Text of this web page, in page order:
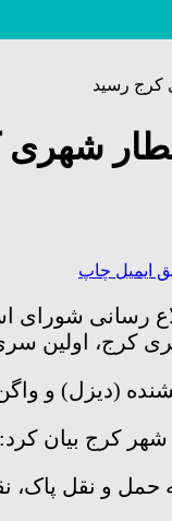
ایمیل چاپ
رسانی
کرج، اولین
خط ۲ قطار شهری کرج،
بر این است تا
و نقل پاک،